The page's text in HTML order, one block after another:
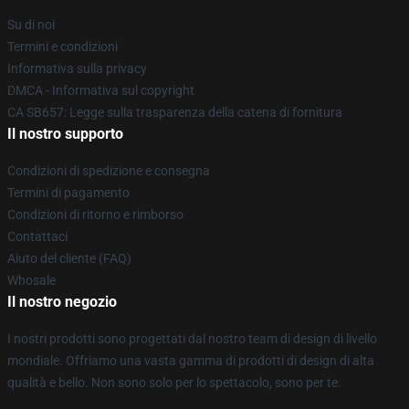
Su di noi
Termini e condizioni
Informativa sulla privacy
DMCA - Informativa sul copyright
CA SB657: Legge sulla trasparenza della catena di fornitura
Il nostro supporto
Condizioni di spedizione e consegna
Termini di pagamento
Condizioni di ritorno e rimborso
Contattaci
Aiuto del cliente (FAQ)
Whosale
Il nostro negozio
I nostri prodotti sono progettati dal nostro team di design di livello
mondiale. Offriamo una vasta gamma di prodotti di design di alta
qualità e bello. Non sono solo per lo spettacolo, sono per te.